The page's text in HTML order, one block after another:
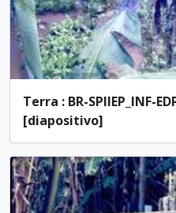
Terra : BR-SPIIEP_INF-
[diapositivo]